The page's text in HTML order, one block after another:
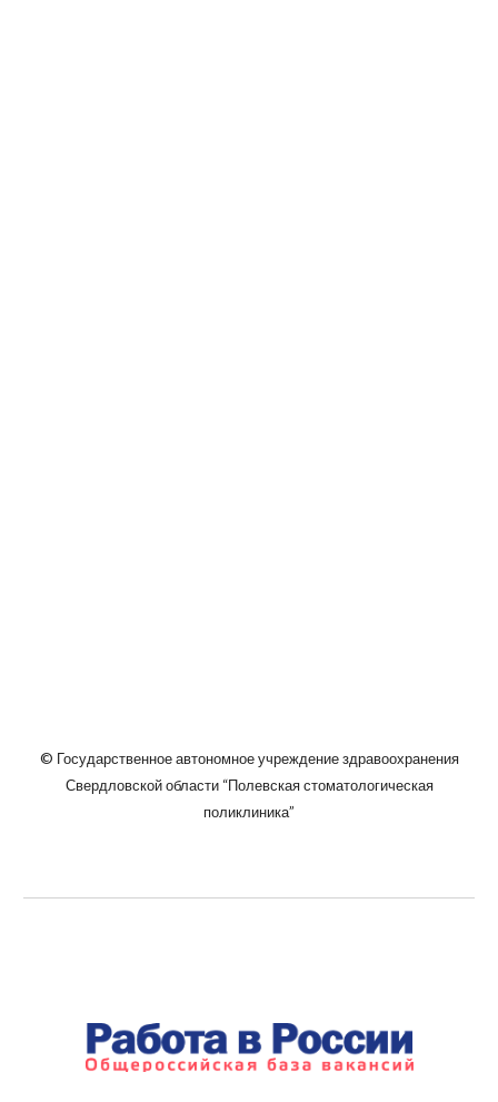
© Государственное автономное учреждение здравоохранения
Свердловской области “Полевская стоматологическая
поликлиника”